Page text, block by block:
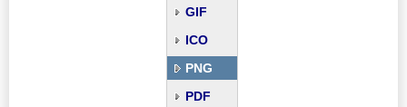
GIF
ICO
PNG
PDF